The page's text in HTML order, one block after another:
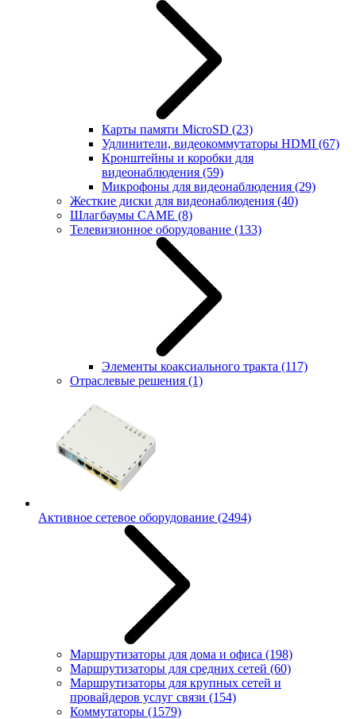
Карты памяти MicroSD (23)
Удлинители, видеокоммутаторы HDMI (67)
Кронштейны и коробки для
видеонаблюдения (59)
Микрофоны для видеонаблюдения (29)
Жесткие диски для видеонаблюдения (40)
Шлагбаумы CAME (8)
Телевизионное оборудование (133)
Элементы коаксиального тракта (117)
Отраслевые решения (1)
Активное сетевое оборудование (2494)
Маршрутизаторы для дома и офиса (198)
Маршрутизаторы для средних сетей (60)
Маршрутизаторы для крупных сетей и
провайдеров услуг связи (154)
Коммутаторы (1579)